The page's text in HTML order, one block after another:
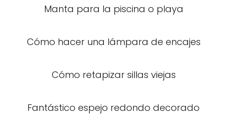
Manta para la piscina o playa
Cómo hacer una lámpara de encajes
Cómo retapizar sillas viejas
Fantástico espejo redondo decorado